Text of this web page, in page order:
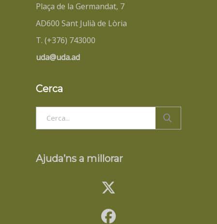
Plaça de la Germandat, 7
AD600 Sant Julià de Lòria
T. (+376) 743000
uda@uda.ad
Cerca
Ajuda’ns a millorar